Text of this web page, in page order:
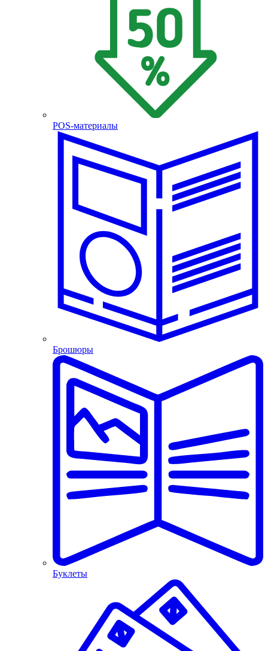
POS-материалы
Брошюры
Буклеты